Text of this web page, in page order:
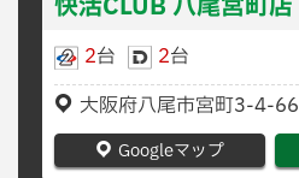
快活CLUB 八尾宮町店
2台 2台
大阪府八尾市宮町3-4-66
Googleマップ